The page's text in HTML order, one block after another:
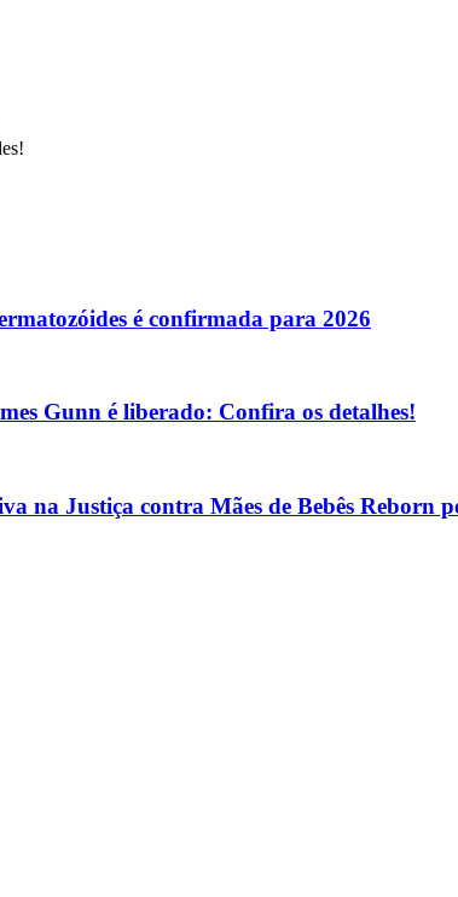
é confirmada para 2026
Gunn é liberado: Confira os detalhes!
na Justiça contra Mães de Bebês Reborn